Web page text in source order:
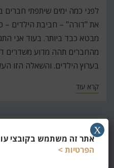
לפני כמה ימים שיתפתי חברים
את "דורה" – חביבת הילדים –
מבטא כבד ביותר. בעוד אני
מהחברים תהה מדוע משדרים
בערוץ הילדים. והשאלה הזו
קרא עוד
חפש
את
אתר זה משתמש בקובצי
הפרטיות >
X